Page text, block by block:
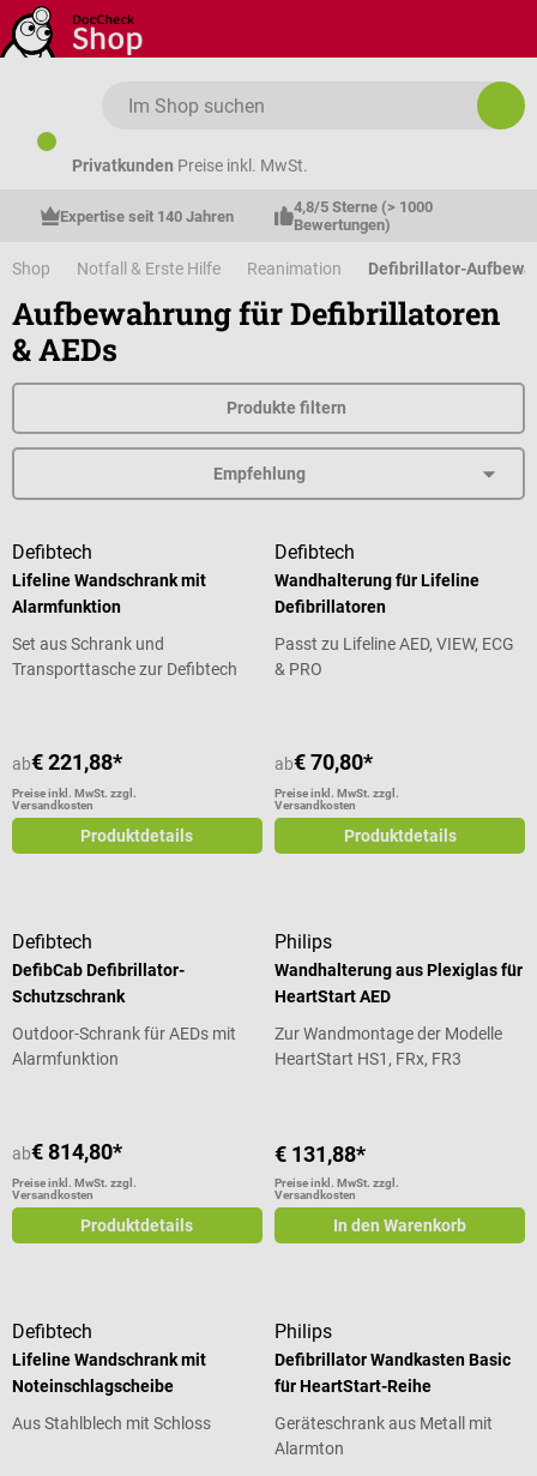
Zum Hauptinhalt springen
Privatkunden Preise inkl. MwSt.
Expertise seit 140 Jahren
4,8/5 Sterne (> 1000
Bewertungen)
Shop Notfall & Erste Hilfe Reanimation Defibrillator-
Aufbewahrung für Defibrillatoren
& AEDs
Produkte filtern
Defibtech
Lifeline Wandschrank mit
Alarmfunktion
Set aus Schrank und
Transporttasche zur Defibtech
ab€ 221,88*
Preise inkl. MwSt. zzgl.
Versandkosten
Produktdetails
Defibtech
Wandhalterung für Lifeline
Defibrillatoren
Passt zu Lifeline AED, VIEW, ECG
& PRO
ab€ 70,80*
Preise inkl. MwSt. zzgl.
Versandkosten
Produktdetails
Defibtech
DefibCab Defibrillator-
Schutzschrank
Outdoor-Schrank für AEDs mit
Alarmfunktion
ab€ 814,80*
Preise inkl. MwSt. zzgl.
Versandkosten
Produktdetails
Philips
Wandhalterung aus Plexiglas für
HeartStart AED
Zur Wandmontage der Modelle
HeartStart HS1, FRx, FR3
€ 131,88*
Preise inkl. MwSt. zzgl.
Versandkosten
In den Warenkorb
Defibtech
Lifeline Wandschrank mit
Noteinschlagscheibe
Aus Stahlblech mit Schloss
Philips
Defibrillator Wandkasten Basic
für HeartStart-Reihe
Geräteschrank aus Metall mit
Alarmton